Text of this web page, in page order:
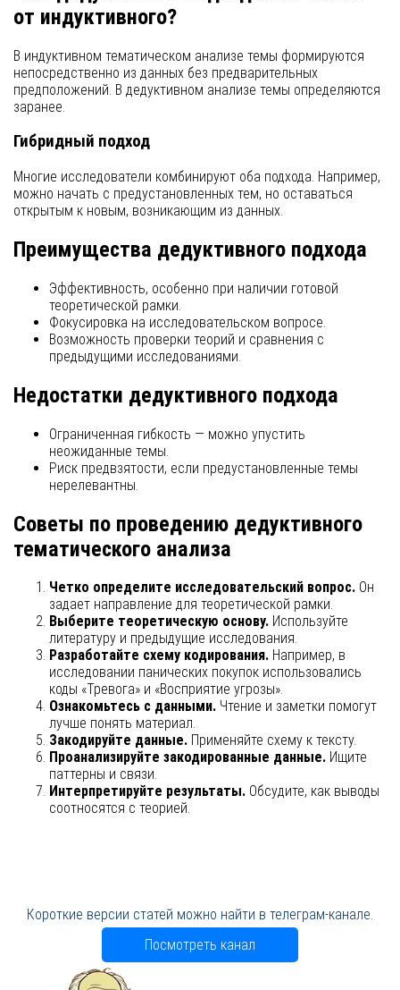
от индуктивного?
В индуктивном тематическом анализе темы формируются
непосредственно из данных без предварительных
предположений. В дедуктивном анализе темы определяются
заранее.
Гибридный подход
Многие исследователи комбинируют оба подхода. Например,
можно начать с предустановленных тем, но оставаться
открытым к новым, возникающим из данных.
Преимущества дедуктивного подхода
Эффективность, особенно при наличии готовой
теоретической рамки.
Фокусировка на исследовательском вопросе.
Возможность проверки теорий и сравнения с
предыдущими исследованиями.
Недостатки дедуктивного подхода
Ограниченная гибкость — можно упустить
неожиданные темы.
Риск предвзятости, если предустановленные темы
нерелевантны.
Советы по проведению дедуктивного
тематического анализа
Четко определите исследовательский вопрос. Он
задает направление для теоретической рамки.
Выберите теоретическую основу. Используйте
литературу и предыдущие исследования.
Разработайте схему кодирования. Например, в
исследовании панических покупок использовались
коды «Тревога» и «Восприятие угрозы».
Ознакомьтесь с данными. Чтение и заметки помогут
лучше понять материал.
Закодируйте данные. Применяйте схему к тексту.
Проанализируйте закодированные данные. Ищите
паттерны и связи.
Интерпретируйте результаты. Обсудите, как выводы
соотносятся с теорией.
Короткие версии статей можно найти в телеграм-канале.
Посмотреть канал